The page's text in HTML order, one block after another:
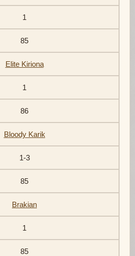
1
85
Elite Kiriona
1
86
Bloody Karik
1-3
85
Brakian
1
85